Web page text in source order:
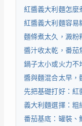
紅醬義大利麵怎麼
紅醬義大利麵容易
麵條煮太久，澱粉
醬汁收太乾，番茄
鍋子太小或火力不
醬與麵混合太早，
先把基礎打好：紅
義大利麵選擇：粗
番茄基底：罐裝、